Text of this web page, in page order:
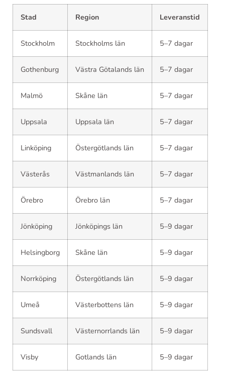
Stad Region Leveranstid
Stockholm Stockholms län 5–7 dagar
Gothenburg Västra Götalands län 5–7 dagar
Malmö Skåne län 5–7 dagar
Uppsala Uppsala län 5–7 dagar
Linköping Östergötlands län 5–7 dagar
Västerås Västmanlands län 5–7 dagar
Örebro Örebro län 5–7 dagar
Jönköping Jönköpings län 5–9 dagar
Helsingborg Skåne län 5–9 dagar
Norrköping Östergötlands län 5–9 dagar
Umeå Västerbottens län 5–9 dagar
Sundsvall Västernorrlands län 5–9 dagar
Visby Gotlands län 5–9 dagar